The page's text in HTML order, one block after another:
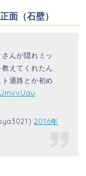
面（石壁）
んが隠れミッ
えてくれたん
通路とか初め
2016年